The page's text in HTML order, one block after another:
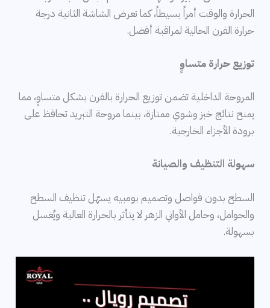
الحرارة والوقت أمراً بسيطاً، كما تعرض الشاشة الثانية درجة
حرارة الفرن الحالية لمراقبة أفضل.
توزيع حرارة متساوٍ
المروحة الداخلية تضمن توزيع الحرارة بالفرن بشكل متساوٍ، مما
يمنح نتائج خبز وشوي ممتازة، بينما مروحة التبريد تحافظ على
برودة الأجزاء الخارجية.
سهولة التنظيف والصيانة
السطح بدون فواصل وتصميم بومبيه يسهّل تنظيف السطح
والحوامل، وحامل الأواني الزهر لا يتأثر بالحرارة العالية ويُغسل
بسهولة.